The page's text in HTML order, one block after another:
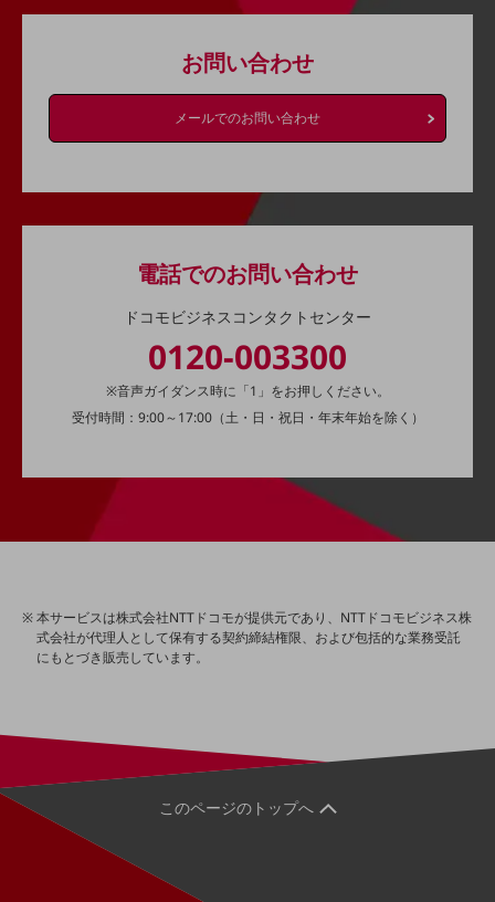
ニュースリリース
重要なお知らせ
お知らせ
サステナビリティ
NTTドコモビジネスグループのサステナビリティ
サステナビリティレポート
ダイバーシティ
経営情報TOP
電子公告
採用情報
採用情報TOP
人材育成制度
広告・協賛
お問い合わせ
メールでのお問い合わせ
電話でのお問い合わせ
ドコモビジネスコンタクトセンター
0120-003300
※音声ガイダンス時に「1」をお押しください。
受付時間：9:00～17:00（土・日・祝日・年末年始を除く）
本サービスは株式会社NTTドコモが提供元であり、NTTドコモビジネス株
式会社が代理人として保有する契約締結権限、および包括的な業務受託
にもとづき販売しています。
このページのトップへ